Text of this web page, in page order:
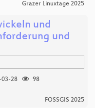
Grazer Linuxtage 2025
und
und
03-28
98
FOSSGIS 2025